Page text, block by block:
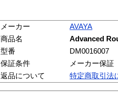
メーカー
AVAYA
商品名
Advanced
型番
DM0016007
保証条件
メーカー保証
返品について
特定商取引法